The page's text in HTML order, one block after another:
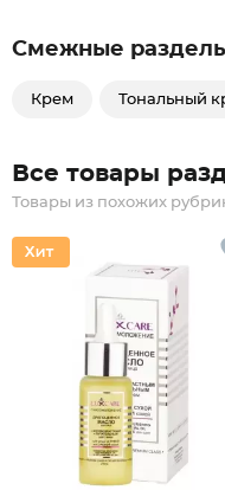
Смежные
Крем Тональный
Все товары
Товары из похожих